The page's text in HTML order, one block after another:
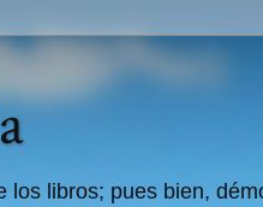
libros; pues bien,